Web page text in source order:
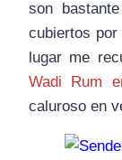
son
cubiertos
lugar me
Wadi Rum
caluroso en